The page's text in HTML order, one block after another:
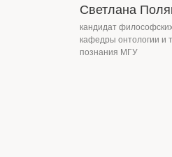
Светлана
кандидат
кафедры онтологии и
познания МГУ